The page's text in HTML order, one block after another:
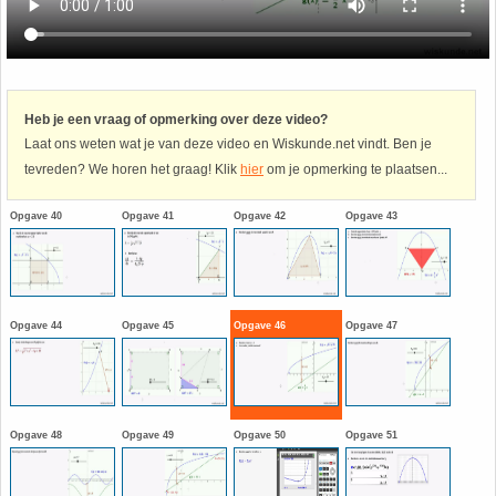
Heb je een vraag of opmerking over deze video?
Laat ons weten wat je van deze video en Wiskunde.net vindt. Ben je
tevreden? We horen het graag! Klik hier om je opmerking te plaatsen...
Opgave 40 Opgave 41 Opgave 42 Opgave 43
Opgave 44 Opgave 45 Opgave 46 Opgave 47
Opgave 48 Opgave 49 Opgave 50 Opgave 51
Havo
HAVO 4A - Hoofdstuk 5 - Lineaire verbanden
HAVO 4B - Hoofdstuk 4 - Werken met formules
HAVO 4B - Hoofdstuk 5 - Machten, exponenten
en logaritmen
HAVO 4B - Hoofdstuk 6 - De afgeleide functie
HAVO 5B - Hoofdstuk 7 - Lijnen en cirkels
HAVO 5B - Hoofdstuk 8 - Goniometrie
HAVO 5B - Hoofdstuk 9 - Exponentiële verbanden
9. Het getal van Euler
10. Inhoud bol
11. Inhoud cilinder
12. Inhoud kegel
13. Inhoud piramide
14. Inhoud prisma
15. Lijn door 2 gegeven punten
16. Logaritmen
17. Machten